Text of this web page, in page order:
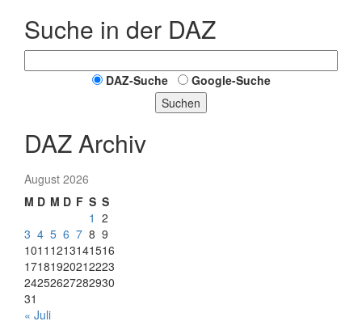
Suche in der DAZ
DAZ-Suche
Google-Suche
Suchen
DAZ Archiv
August 2026
M D M D F S S
1 2
3 4 5 6 7 8 9
1011 1213141516
17181920212223
24252627282930
31
« Juli